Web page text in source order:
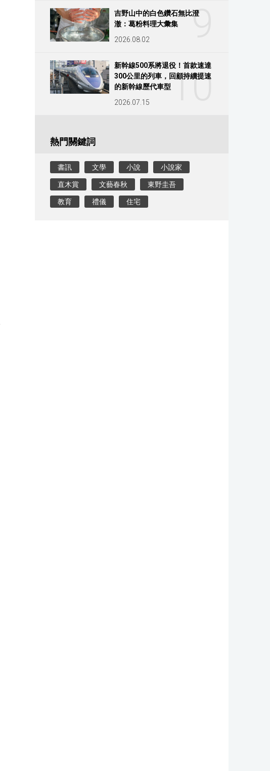
9
吉野山中的白色鑽石無比澄
澈：葛粉料理大彙集
2026.08.02
10
新幹線500系將退役！首款速達
300公里的列車，回顧持續提速
的新幹線歷代車型
2026.07.15
熱門關鍵詞
書訊 文學 小說 小說家
直木賞 文藝春秋 東野圭吾
教育 禮儀 住宅